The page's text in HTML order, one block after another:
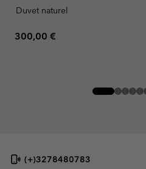
Duvet naturel
Regular price:
300,00 €
(+)3278480783